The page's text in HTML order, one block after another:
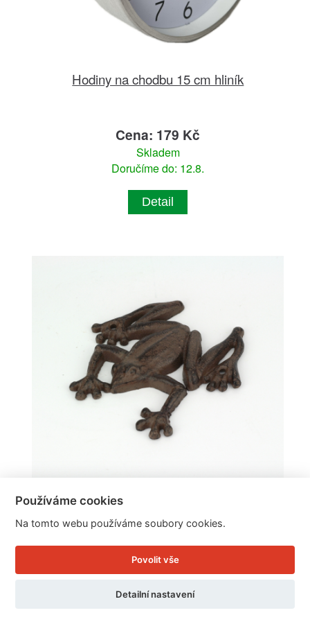
Hodiny na chodbu 15 cm hliník
Cena: 179 Kč
Skladem
Doručíme do: 12.8.
Detail
Nástěnná dekorace žába 13,5cm
Skladem
Používáme cookies
Na tomto webu používáme soubory cookies.
Povolit vše
Detailní nastavení